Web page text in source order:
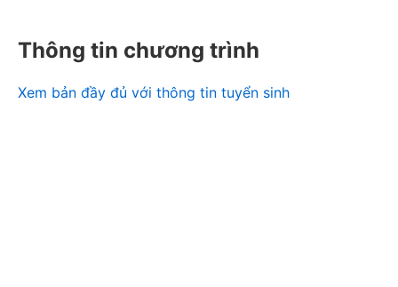
Thông tin chương trình
Xem bản đầy đủ với thông tin tuyển sinh